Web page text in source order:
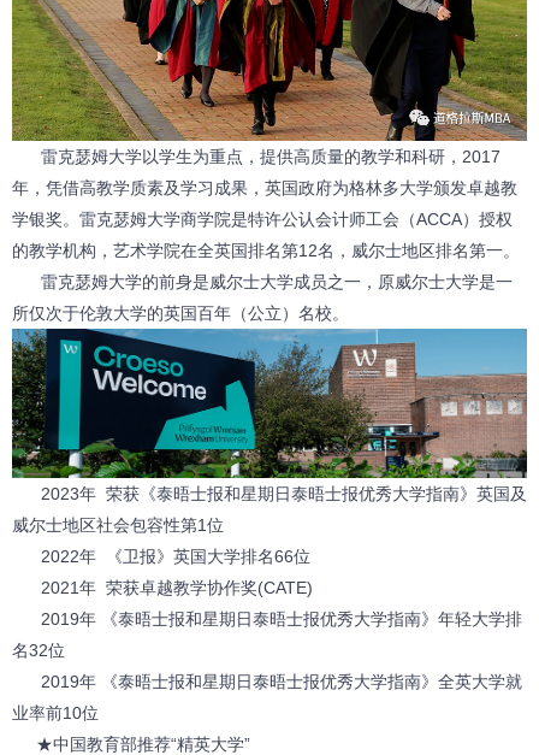
雷克瑟姆大学以学生为重点，提供高质量的教学和科研，2017
年，凭借高教学质素及学习成果，英国政府为格林多大学颁发卓越教
学银奖。 雷克瑟姆大学商学院是特许公认会计师工会（ACCA）授权
的教学机构，艺术学院在全英国排名第12名，威尔士地区排名第一。
雷克瑟姆大学的前身是威尔士大学成员之一，原威尔士大学是一
所仅次于伦敦大学的英国百年（公立）名校。
2023年 荣获《泰晤士报和星期日泰晤士报优秀大学指南》英国及
威尔士地区社会包容性第1位
2022年 《卫报》英国大学排名66位
2021年 荣获卓越教学协作奖(CATE)
2019年 《泰晤士报和星期日泰晤士报优秀大学指南》年轻大学排
名32位
2019年 《泰晤士报和星期日泰晤士报优秀大学指南》全英大学就
业率前10位
★中国教育部推荐“精英大学”